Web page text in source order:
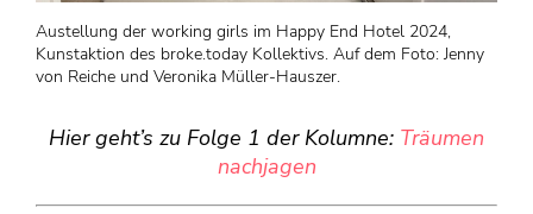
Austellung der working girls im Happy End Hotel 2024,
Kunstaktion des broke.today Kollektivs. Auf dem Foto: Jenny
von Reiche und Veronika Müller-Hauszer.
Hier geht’s zu Folge 1 der Kolumne: Träumen
nachjagen